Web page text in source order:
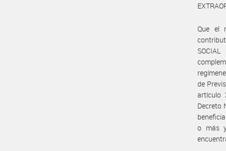
Que el
de
artículo
Decreto
o más